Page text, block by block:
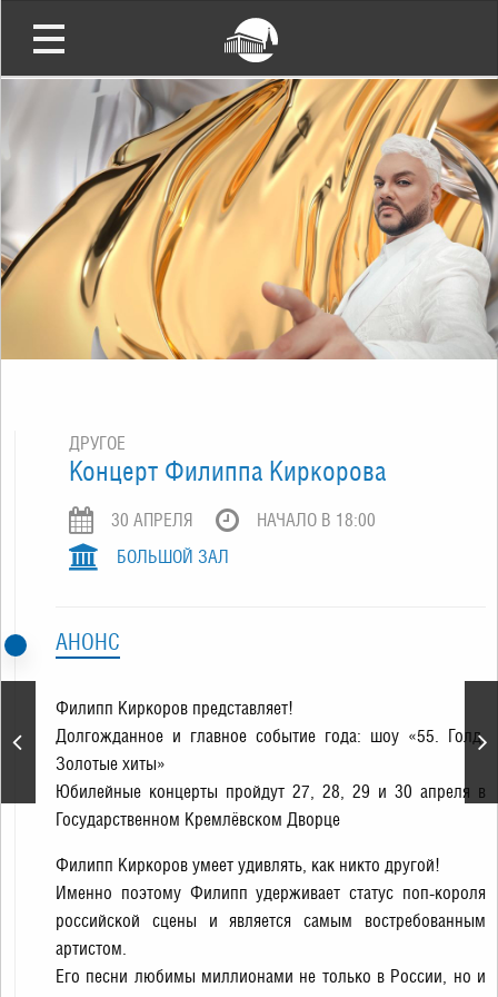
Концерт Филиппа
Киркорова
ДРУГОЕ
Концерт Филиппа Киркорова
30 АПРЕЛЯ
НАЧАЛО В 18:00
БОЛЬШОЙ ЗАЛ
АНОНС
Филипп Киркоров представляет!
Долгожданное и главное событие года: шоу «55. Голд.
Золотые хиты»
Юбилейные концерты пройдут 27, 28, 29 и 30 апреля в
Государственном Кремлёвском Дворце
Филипп Киркоров умеет удивлять, как никто другой!
Именно поэтому Филипп удерживает статус поп-короля
российской сцены и является самым востребованным
артистом.
Его песни любимы миллионами не только в России, но и